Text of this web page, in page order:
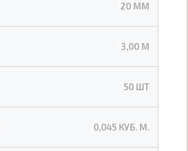
20 ММ
3,00 М
50 ШТ
0,045 КУБ. М.